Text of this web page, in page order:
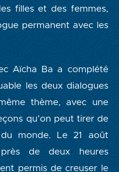
filles et des femmes,
permanent avec les
Aïcha Ba a complété
les deux dialogues
thème, avec une
qu’on peut tirer de
monde. Le 21 août
de deux heures
permis de creuser le